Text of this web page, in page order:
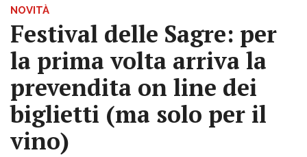
NOVITÀ
Festival delle Sagre: per
la prima volta arriva la
prevendita on line dei
biglietti (ma solo per il
vino)